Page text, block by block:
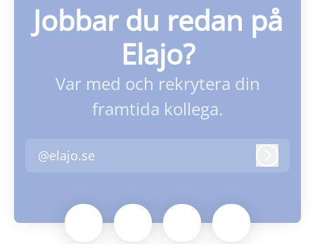
Jobbar du redan på
Elajo?
Var med och rekrytera din
framtida kollega.
@elajo.se